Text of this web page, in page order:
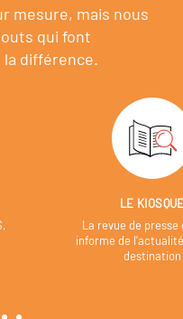
mesure, mais nous
qui font
différence.
LE
La revue de presse
informe de
destination